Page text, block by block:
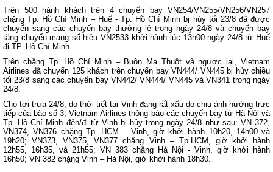
Trên 500 hành khách trên 4 chuyến bay VN254/VN255/VN256/VN257
chặng Tp. Hồ Chí Minh – Huế - Tp. Hồ Chí Minh bị hủy tối 23/8 đã được
chuyển sang các chuyến bay thường lệ trong ngày 24/8 và chuyến bay
tăng chuyến mang số hiệu VN2533 khởi hành lúc 13h00 ngày 24/8 từ Huế
đi TP. Hồ Chí Minh.
Trên chặng Tp. Hồ Chí Minh – Buôn Ma Thuột và ngược lại, Vietnam
Airlines đã chuyển 125 khách trên chuyến bay VN444/ VN445 bị hủy chiều
tối 23/8 sang các chuyến bay VN442/ VN444/ VN445 và VN341 trong ngày
24/8.
Cho tới trưa 24/8, do thời tiết tại Vinh đang rất xấu do chịu ảnh hưởng trực
tiếp của bão số 3, Vietnam Airlines thông báo các chuyến bay từ Hà Nội và
Tp. Hồ Chí Minh đến/đi từ Vinh bị hủy trong ngày 24/8 như sau: VN 372,
VN374, VN376 chặng Tp. HCM – Vinh, giờ khởi hành 10h20, 14h00 và
19h20; VN373, VN375, VN377 chặng Vinh – Tp.HCM, giờ khởi hành
12h55, 16h35, và 21h55; VN 383 chặng Hà Nội - Vinh, giờ khởi hành
16h50; VN 382 chặng Vinh – Hà Nội, giờ khởi hành 18h30.